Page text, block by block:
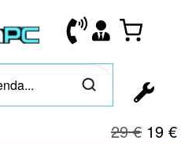
29€ 19 €